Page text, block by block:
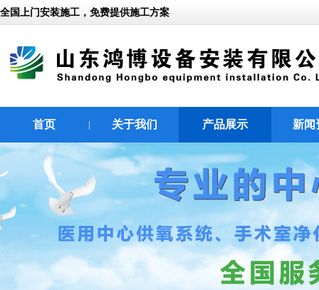
全国上门安装施工，免费提供施工方案
首页 关于我们 产品展示 新闻